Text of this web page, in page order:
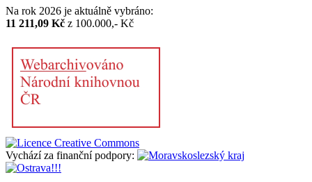
Na rok 2026 je aktuálně vybráno:
11 211,09 Kč z 100.000,- Kč
Vychází za finanční podpory: